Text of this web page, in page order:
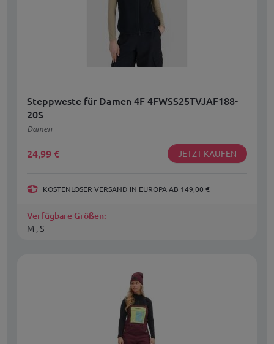
Steppweste für Damen 4F 4FWSS25TVJAF188-
20S
Damen
24,99 € JETZT KAUFEN
KOSTENLOSER VERSAND IN EUROPA AB 149,00 €
Verfügbare Größen:
M , S